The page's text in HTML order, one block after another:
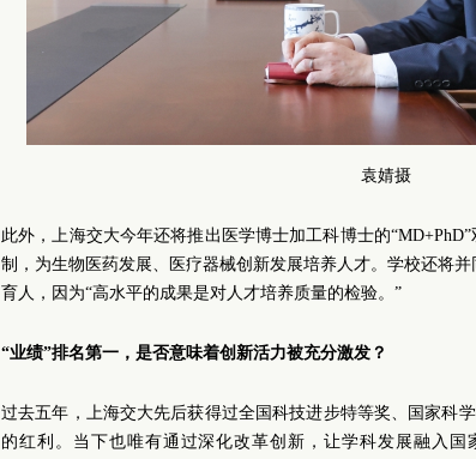
袁婧摄
此外，上海交大今年还将推出医学博士加工科博士的
制，为生物医药发展、医疗器械创新发展培养人才。学校还将
育人，因为“高水平的成果是对人才培养质量的检验。”
“业绩”排名第一，是否意味着创新活力被充分激发？
过去五年，上海交大先后获得过全国科技进步特等奖、国家科
的红利。当下也唯有通过深化改革创新，让学科发展融入